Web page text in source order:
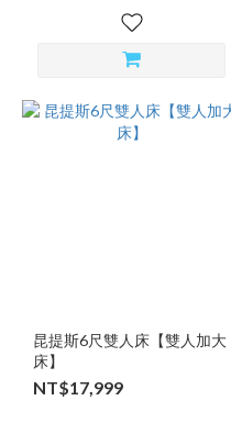
昆提斯6尺雙人床【雙人加大
床】
NT$17,999